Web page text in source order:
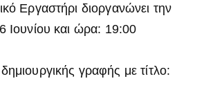
Εργαστήρι διοργανώνει την
Ιουνίου και ώρα: 19:00
γραφής με τίτλο: